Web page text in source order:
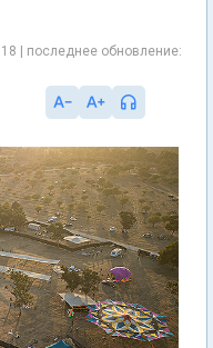
| последнее обновление: